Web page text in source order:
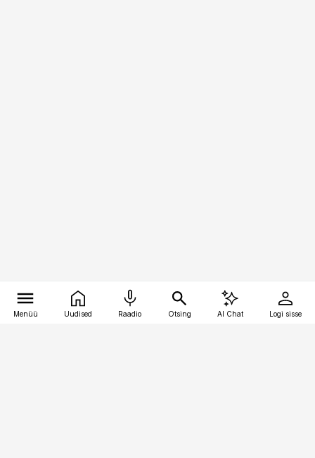
Menüü Uudised Raadio Otsing AI Chat Logi sisse